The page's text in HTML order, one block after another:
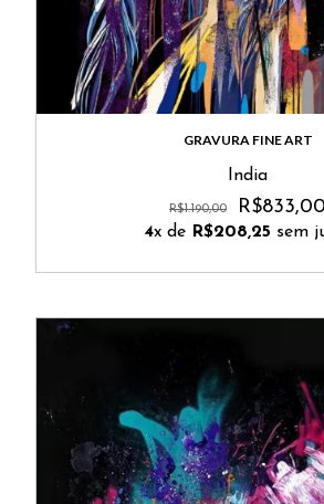
GRAVURA FINE ART
India
R$1.190,00 R$833,00
4x de R$208,25 sem